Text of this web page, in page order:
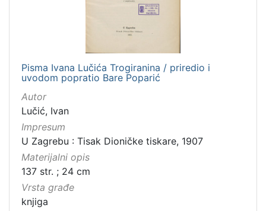
Pisma Ivana Lučića Trogiranina / priredio i
uvodom popratio Bare Poparić
Autor
Lučić, Ivan
Impresum
U Zagrebu : Tisak Dioničke tiskare, 1907
Materijalni opis
137 str. ; 24 cm
Vrsta građe
knjiga